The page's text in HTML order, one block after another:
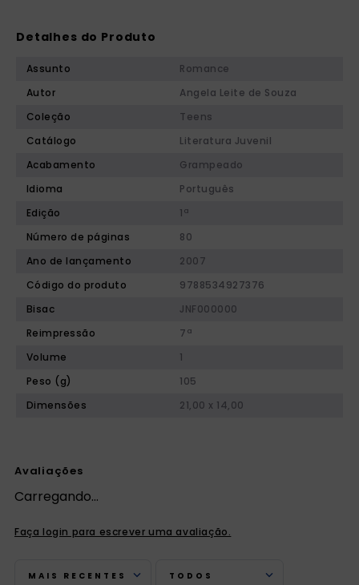
Detalhes do Produto
Assunto
Romance
Autor
Angela Leite de Souza
Coleção
Teens
Catálogo
Literatura Juvenil
Acabamento
Grampeado
Idioma
Português
Edição
1ª
Número de páginas
80
Ano de lançamento
2007
Código do produto
9788534927376
Bisac
JNF000000
Reimpressão
7ª
Volume
1
Peso (g)
105
Dimensões
21,00 x 14,00
Avaliações
Carregando…
Faça login para escrever uma avaliação.
MAIS RECENTES TODOS